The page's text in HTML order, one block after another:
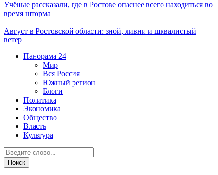
Учёные рассказали, где в Ростове опаснее всего находиться во
время шторма
Август в Ростовской области: зной, ливни и шквалистый
ветер
Панорама 24
Мир
Вся Россия
Южный регион
Блоги
Политика
Экономика
Общество
Власть
Культура